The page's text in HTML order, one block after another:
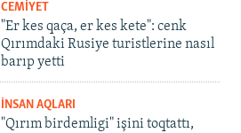
CEMİYET
"Er kes qaça, er kes kete": cenk
Qırımdaki Rusiye turistlerine nasıl
barıp yetti
İNSAN AQLARI
"Qırım birdemligi" işini toqtattı,